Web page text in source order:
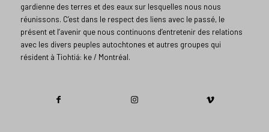
gardienne des terres et des eaux sur lesquelles nous nous
réunissons. C’est dans le respect des liens avec le passé, le
présent et l’avenir que nous continuons d’entretenir des relations
avec les divers peuples autochtones et autres groupes qui
résident à Tiohtiá: ke / Montréal.​